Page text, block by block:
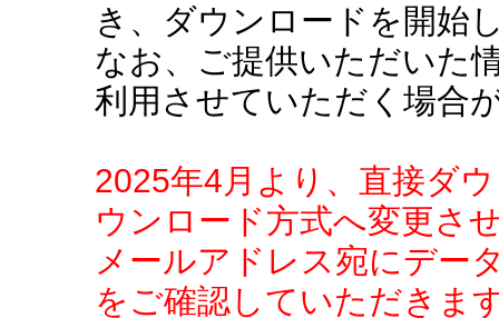
き、ダウンロードを開始
なお、ご提供いただいた
利用させていただく場合
2025年4月より、直接ダ
ウンロード方式へ変更さ
メールアドレス宛にデー
をご確認していただきま